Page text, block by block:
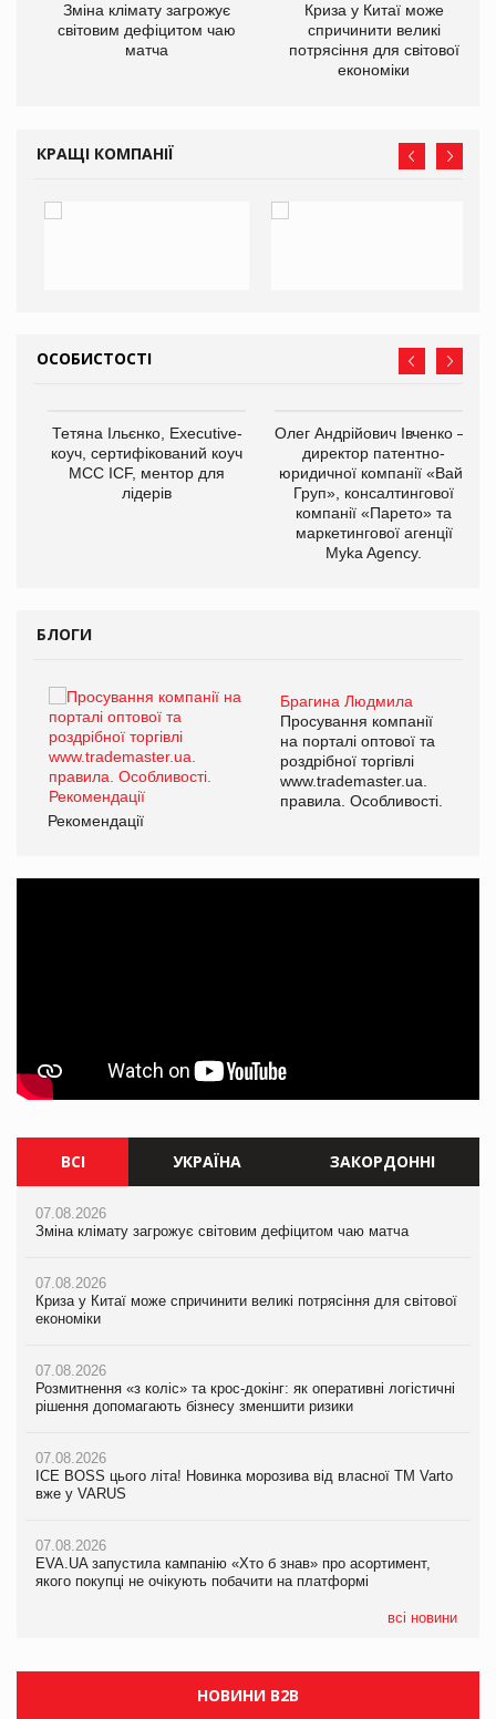
Зміна клімату загрожує
світовим дефіцитом чаю
матча
Криза у Китаї може
спричинити великі
потрясіння для світової
економіки
КРАЩІ КОМПАНІЇ
ОСОБИСТОСТІ
Тетяна Ільєнко, Executive-
коуч, сертифікований коуч
МСС ICF, ментор для
лідерів
Олег Андрійович Івченко —
директор патентно-
юридичної компанії «Вайз
Груп», консалтингової
компанії «Парето» та
маркетингової агенції
Myka Agency.
БЛОГИ
Брагина Людмила
Просування компанії
на порталі оптової та
роздрібної торгівлі
www.trademaster.ua.
правила. Особливості.
Рекомендації
ВСІ УКРАЇНА ЗАКОРДОННІ
07.08.2026
Зміна клімату загрожує світовим дефіцитом чаю матча
07.08.2026
Криза у Китаї може спричинити великі потрясіння для світової
економіки
07.08.2026
Розмитнення «з коліс» та крос-докінг: як оперативні логістичні
рішення допомагають бізнесу зменшити ризики
07.08.2026
ICE BOSS цього літа! Новинка морозива від власної ТМ Varto
вже у VARUS
07.08.2026
EVA.UA запустила кампанію «Хто б знав» про асортимент,
якого покупці не очікують побачити на платформі
всі новини
07.08.2026
Зміна клімату загрожує світовим дефіцитом чаю матча
07.08.2026
Криза у Китаї може спричинити великі потрясіння для світової
економіки
07.08.2026
Розмитнення «з коліс» та крос-докінг: як оперативні логістичні
рішення допомагають бізнесу зменшити ризики
07.08.2026
ICE BOSS цього літа! Новинка морозива від власної ТМ Varto
вже у VARUS
07.08.2026
EVA.UA запустила кампанію «Хто б знав» про асортимент,
якого покупці не очікують побачити на платформі
07.08.2026
Зміна клімату загрожує світовим дефіцитом чаю матча
07.08.2026
Криза у Китаї може спричинити великі потрясіння для світової
економіки
07.08.2026
Kraft Heinz скоротила збиток у першому півріччі
Продажі Hugo Boss впали на 9%
НОВИНИ B2B